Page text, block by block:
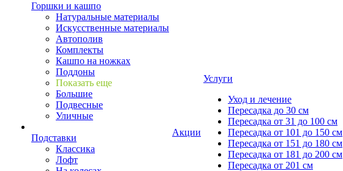
Горшки и кашпо
Натуральные материалы
Искусственные материалы
Автополив
Комплекты
Кашпо на ножках
Поддоны
Показать еще
Большие
Подвесные
Уличные
Подставки
Классика
Лофт
Акции
Услуги
Уход и лечение
Пересадка до 30 см
Пересадка от 31 до 100 см
Пересадка от 101 до 150 см
Пересадка от 151 до 180 см
Пересадка от 181 до 200 см
Пересадка от 201 см